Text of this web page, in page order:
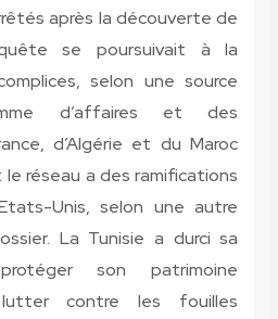
après la découverte de
se poursuivait à la
selon une source
d’affaires et des
d’Algérie et du Maroc
réseau a des ramifications
Unis, selon une autre
La Tunisie a durci sa
son patrimoine
contre les fouilles